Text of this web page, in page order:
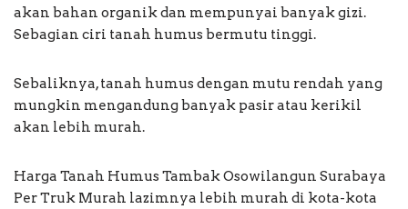
akan bahan organik dan mempunyai banyak gizi.
Sebagian ciri tanah humus bermutu tinggi.
Sebaliknya, tanah humus dengan mutu rendah yang
mungkin mengandung banyak pasir atau kerikil
akan lebih murah.
Harga Tanah Humus Tambak Osowilangun Surabaya
Per Truk Murah lazimnya lebih murah di kota-kota